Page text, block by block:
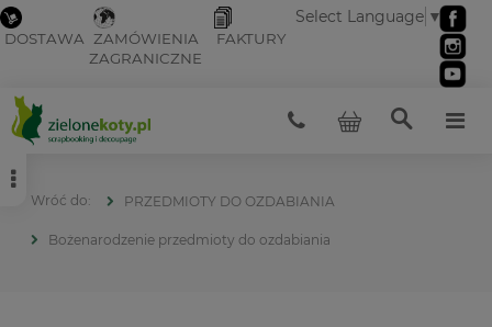
DOSTAWA ZAMÓWIENIA
ZAGRANICZNE
FAKTURY
Select Language ▼
PRZEDMIOTY DO OZDABIANIA
Bożenarodzenie przedmioty do ozdabiania